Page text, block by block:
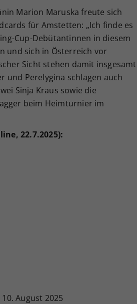
Marion Maruska freute sich
für Amstetten: „Ich finde es
Cup-Debütantinnen in diesem
und sich in Österreich vor
Sicht stehen damit insgesamt
und Perelygina schlagen auch
Sinja Kraus sowie die
beim Heimturnier im
22.7.2025):
August 2025